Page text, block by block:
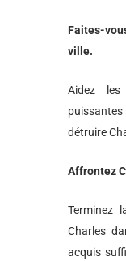
Faites-
ville.
Aidez les
détruire
Affrontez
Terminez
Charles
acquis